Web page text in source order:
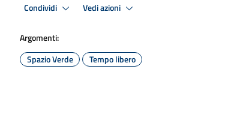
Condividi Vedi azioni
Argomenti:
Spazio Verde
Tempo libero